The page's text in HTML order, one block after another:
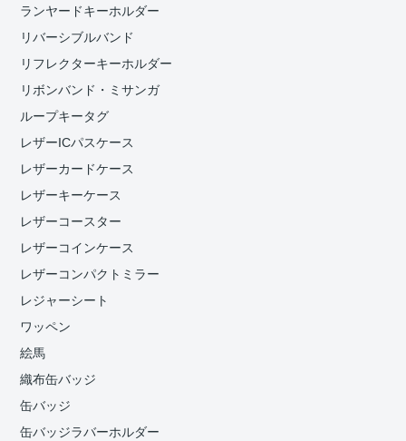
ランヤードキーホルダー
リバーシブルバンド
リフレクターキーホルダー
リボンバンド・ミサンガ
ループキータグ
レザーICパスケース
レザーカードケース
レザーキーケース
レザーコースター
レザーコインケース
レザーコンパクトミラー
レジャーシート
ワッペン
絵馬
織布缶バッジ
缶バッジ
缶バッジラバーホルダー